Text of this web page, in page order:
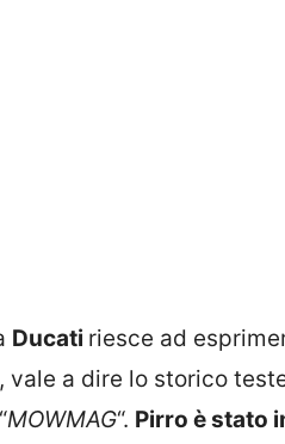
Ducati riesce ad
, vale a dire lo storico
MOWMAG“. Pirro è stato